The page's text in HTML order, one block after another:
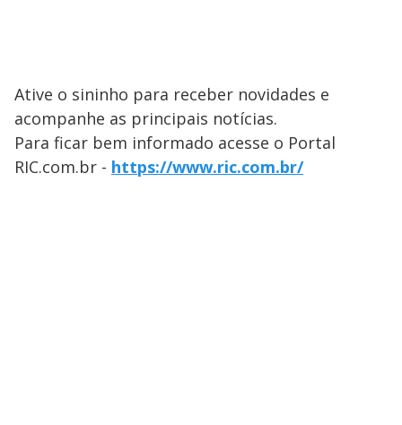
Ative o sininho para receber novidades e
acompanhe as principais notícias.
Para ficar bem informado acesse o Portal
RIC.com.br - https://www.ric.com.br/